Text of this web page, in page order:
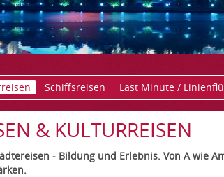
Schiffsreisen Last Minute /
& KULTURREISEN
- Bildung und Erlebnis. Von A wie